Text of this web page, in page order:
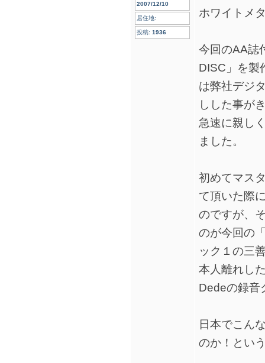
2007/12/10
居住地:
投稿: 1936
ホワイトメ
今回のAA誌
DISC」を製
は弊社デジ
しした事が
急速に親し
ました。
初めてマス
て頂いた際
のですが、
のが今回の
ック１の三
本人離れし
Dedeの録音
日本でこん
のか！とい